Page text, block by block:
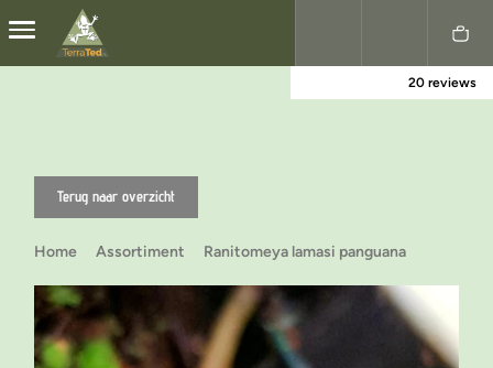
Nederlands
20 reviews
Terug naar overzicht
Home Assortiment Ranitomeya lamasi panguana